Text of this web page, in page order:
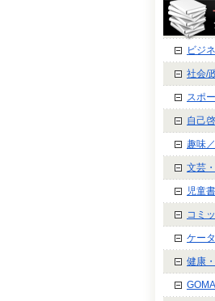
ビジ
社会/
スポ
自己
趣味
文芸
児童書
コミ
ケー
健康